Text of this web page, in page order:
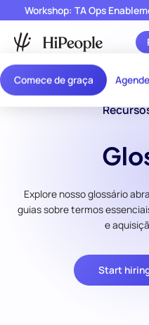
Comece de graça
Workshop: TA Ops
Explore nosso glossário
guias sobre termos
e
Start